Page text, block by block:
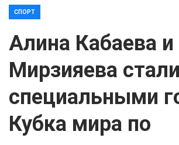
СПОРТ
Алина Кабаева
Мирзияева стали
специальными
Кубка мира по